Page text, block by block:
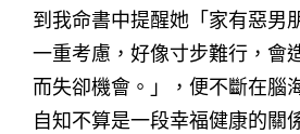
到我命書中提醒她「家有惡男
一重考慮，好像寸步難行，會
而失卻機會。」，便不斷在腦
自知不算是一段幸福健康的關